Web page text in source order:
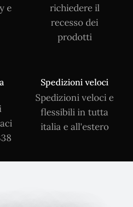
e
richiedere il
recesso dei
prodotti
Spedizioni veloci
Spedizioni veloci e
flessibili in tutta
italia e all'estero